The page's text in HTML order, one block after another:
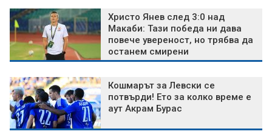
Христо Янев след 3:0 над
Макаби: Тази победа ни дава
повече увереност, но трябва да
останем смирени
Кошмарът за Левски се
потвърди! Ето за колко време е
аут Акрам Бурас